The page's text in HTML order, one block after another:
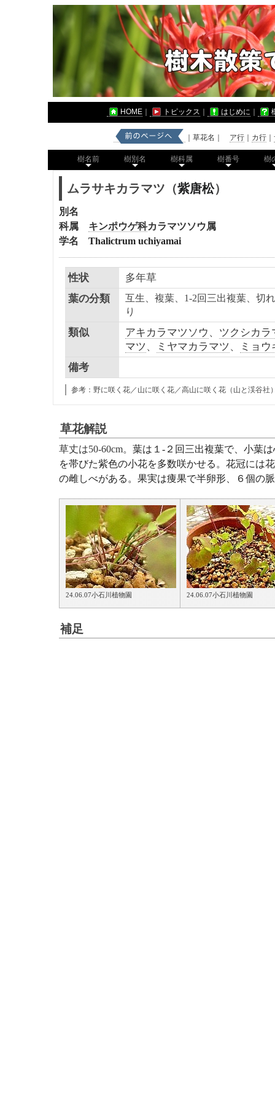
HOME トピックス はじめに
｜草花名｜ ア行 カ行
樹名前 樹別名 樹科属 樹番号 樹
ムラサキカラマツ（紫唐松）
別名
科属 キンポウゲ科カラマツソウ属
学名 Thalictrum uchiyamai
性状
多年草
葉の分類
互生、複葉、1-2回三出複葉、切
り
類似 アキカラマツソウ 、 ツクシカラ
マツ 、 ミヤマカラマツ 、
ミョ
備考
参考：野に咲く花／山に咲く花／高山に咲く花（山と渓谷社
草花解説
草丈は50-60cm。 葉は１-２回三出複葉で、小葉
を帯びた紫色の小花を多数咲かせる。花冠には
の雌しべがある。果実は痩果で半卵形、６個の
24.06.07小石川植物園 24.06.07小石川植物園
補足